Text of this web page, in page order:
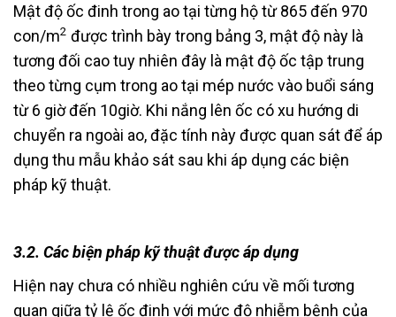
Mật độ ốc đinh trong ao tại từng hộ từ 865 đến 970
con/m2 được trình bày trong bảng 3, mật độ này là
tương đối cao tuy nhiên đây là mật độ ốc tập trung
theo từng cụm trong ao tại mép nước vào buổi sáng
từ 6 giờ đến 10giờ. Khi nắng lên ốc có xu hướng di
chuyển ra ngoài ao, đặc tính này được quan sát để áp
dụng thu mẫu khảo sát sau khi áp dụng các biện
pháp kỹ thuật.
3.2. Các biện pháp kỹ thuật được áp dụng
Hiện nay chưa có nhiều nghiên cứu về mối tương
quan giữa tỷ lệ ốc đinh với mức độ nhiễm bệnh của